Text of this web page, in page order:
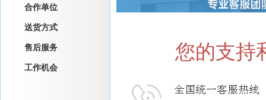
合作单位
送货方式
售后服务
工作机会
您的支持